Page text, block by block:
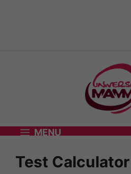
MENU
Test Calculator